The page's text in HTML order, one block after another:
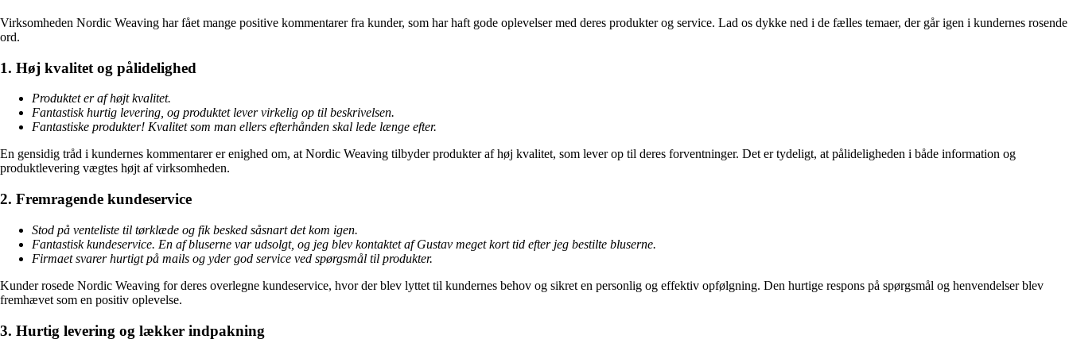
Virksomheden Nordic Weaving har fået mange positive kommentarer fra kunder, som har haft gode oplevelser med deres produkter og service. Lad os dykke ned i de fælles temaer, der går igen i kundernes rosende
ord.
1. Høj kvalitet og pålidelighed
Produktet er af højt kvalitet.
Fantastisk hurtig levering, og produktet lever virkelig op til beskrivelsen.
Fantastiske produkter! Kvalitet som man ellers efterhånden skal lede længe efter.
En gensidig tråd i kundernes kommentarer er enighed om, at Nordic Weaving tilbyder produkter af høj kvalitet, som lever op til deres forventninger. Det er tydeligt, at pålideligheden i både information og
produktlevering vægtes højt af virksomheden.
2. Fremragende kundeservice
Stod på venteliste til tørklæde og fik besked såsnart det kom igen.
Fantastisk kundeservice. En af bluserne var udsolgt, og jeg blev kontaktet af Gustav meget kort tid efter jeg bestilte bluserne.
Firmaet svarer hurtigt på mails og yder god service ved spørgsmål til produkter.
Kunder rosede Nordic Weaving for deres overlegne kundeservice, hvor der blev lyttet til kundernes behov og sikret en personlig og effektiv opfølgning. Den hurtige respons på spørgsmål og henvendelser blev
fremhævet som en positiv oplevelse.
3. Hurtig levering og lækker indpakning